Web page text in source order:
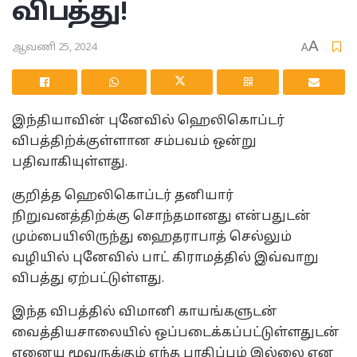
விபத்து!
ஆவணி 25, 2024 AA
இந்தியாவின் புனேவில் ஹெலிகொப்டர்
விபத்திற்க்குள்ளான சம்பவம் ஒன்று
பதிவாகியுள்ளது.
குறித்த ஹெலிகொப்டர் தனியார்
நிறுவனத்திற்க்கு சொந்தமானது என்பதுடன்
மும்பையிலிருந்து ஹைதராபாத் செல்லும்
வழியில் புனேவில் பாட் கிராமத்தில் இவ்வாறு
விபத்து ஏற்பட்டுள்ளது.
இந்த விபத்தில் விமானி காயங்களுடன்
வைத்தியசாலையில் ஒப்படைக்கப்பட்டுள்ளதுடன்
ஏனைய மூவருக்கும் எந்த பாதிப்பும் இல்லை என